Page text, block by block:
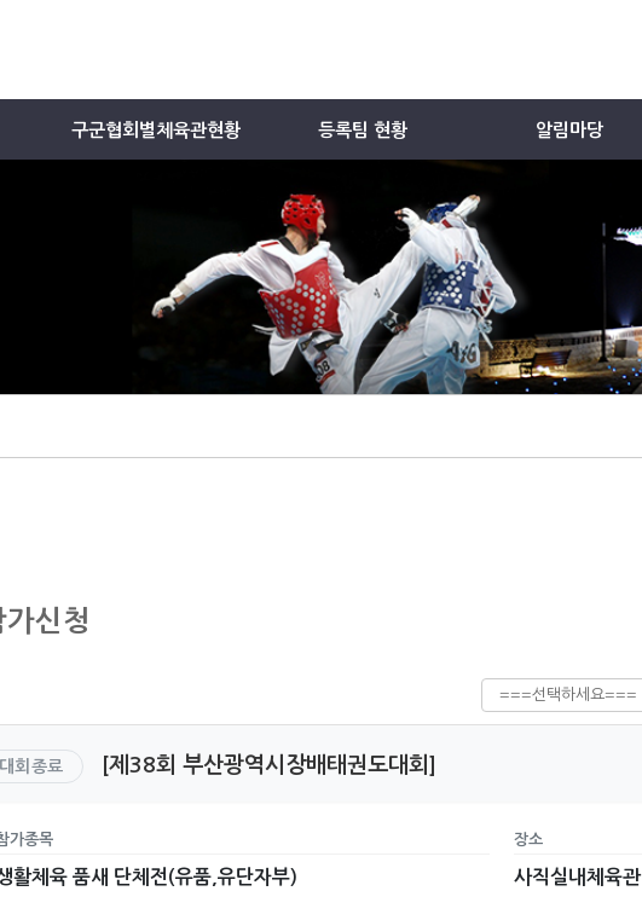
구군협회별체육관현황 등록팀 현황 알림마당
신청
대회종료 [제38회 부산광역시장배태권도대회]
가종목
활체육 품새 단체전(유품,유단자부)
장소
사직실내체육관